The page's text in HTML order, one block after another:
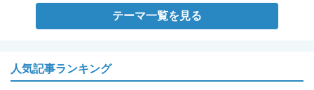
テーマ一覧を見る
人気記事ランキング